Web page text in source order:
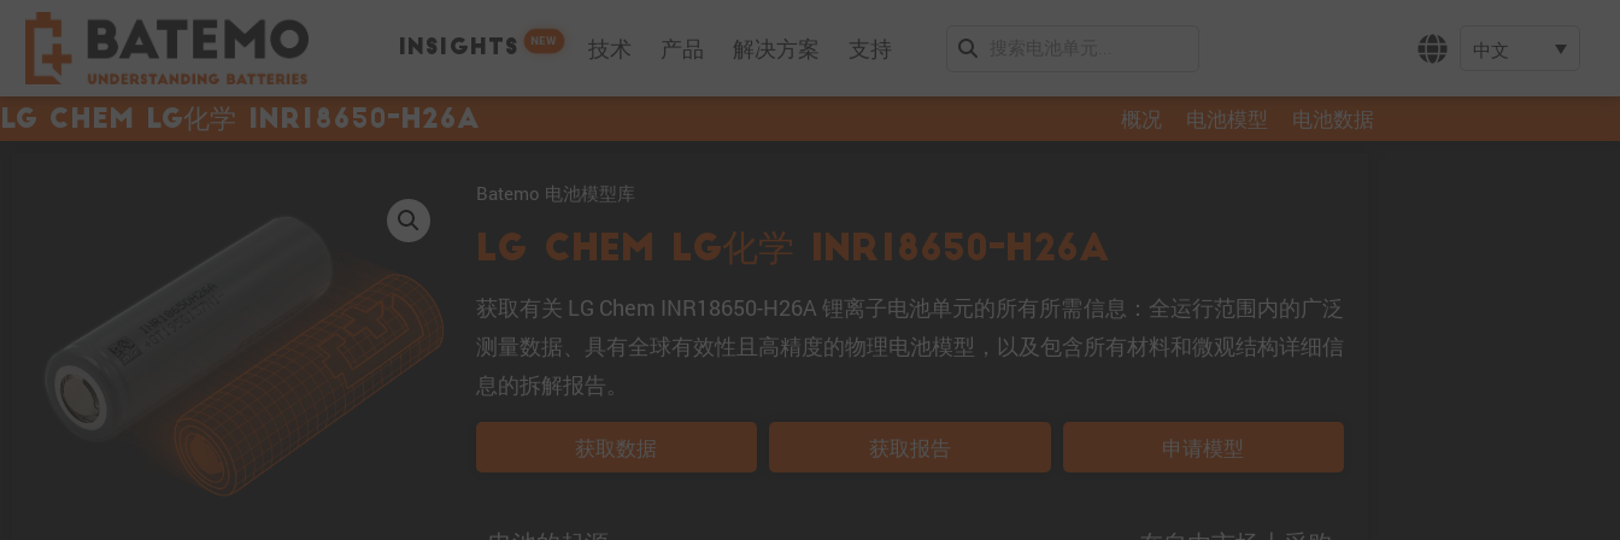
INSIGHTS NEW 技术 产品 解决方案 支持 中文
LG Chem LG化学 INR18650-H26A 概况 电池模型 电池数据
Batemo 电池模型库
LG Chem LG化学 INR18650-H26A
获取有关 LG Chem INR18650-H26A 锂离子电池单元的所有所需信息：全运行范围内的广泛
测量数据、具有全球有效性且高精度的物理电池模型，以及包含所有材料和微观结构详细信
息的拆解报告。
获取数据 获取报告 申请模型